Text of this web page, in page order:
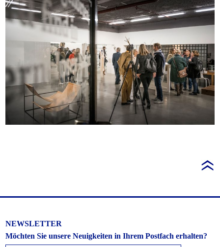
NEWSLETTER
Möchten Sie unsere Neuigkeiten in Ihrem Postfach erhalten?